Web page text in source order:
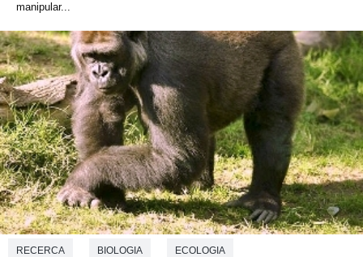
manipular...
RECERCA BIOLOGIA ECOLOGIA